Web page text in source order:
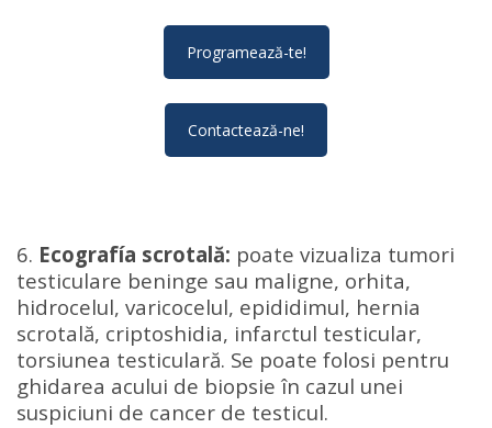
Programează-te!
Contactează-ne!
6. Ecografía scrotală: poate vizualiza tumori
testiculare beninge sau maligne, orhita,
hidrocelul, varicocelul, epididimul, hernia
scrotală, criptoshidia, infarctul testicular,
torsiunea testiculară. Se poate folosi pentru
ghidarea acului de biopsie în cazul unei
suspiciuni de cancer de testicul.